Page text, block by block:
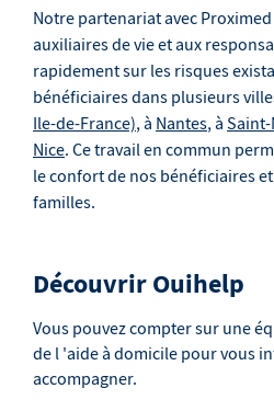
Notre partenariat avec
auxiliaires de vie et aux
rapidement sur les risques
bénéficiaires dans plusieurs
Ile-de-France), à Nantes, à
Nice. Ce travail en commun
le confort de nos bénéficiaires
familles.
Découvrir Ouihelp
Vous pouvez compter sur une
de l 'aide à domicile pour vous
accompagner.